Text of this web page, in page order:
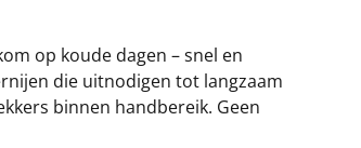
op koude dagen – snel en
die uitnodigen tot langzaam
binnen handbereik. Geen